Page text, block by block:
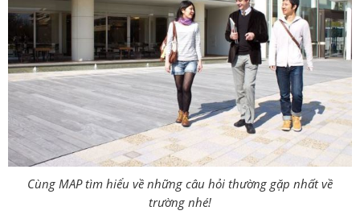
Cùng MAP tìm hiểu về những câu hỏi thường gặp nhất về
trường nhé!